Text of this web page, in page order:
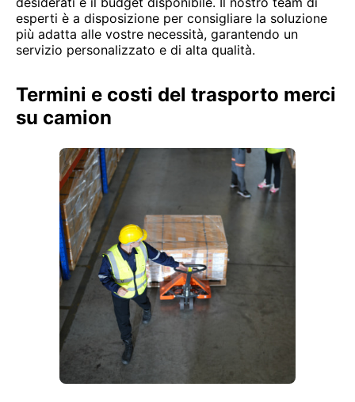
esperti è a disposizione per consigliare la soluzione
più adatta alle vostre necessità, garantendo un
servizio personalizzato e di alta qualità.
Termini e costi del trasporto merci
su camion